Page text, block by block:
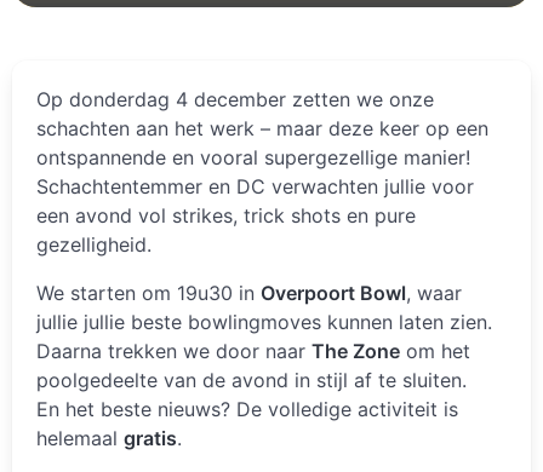
Op donderdag 4 december zetten we onze
schachten aan het werk – maar deze keer op een
ontspannende en vooral supergezellige manier!
Schachtentemmer en DC verwachten jullie voor
een avond vol strikes, trick shots en pure
gezelligheid.
We starten om 19u30 in Overpoort Bowl, waar
jullie jullie beste bowlingmoves kunnen laten zien.
Daarna trekken we door naar The Zone om het
poolgedeelte van de avond in stijl af te sluiten.
En het beste nieuws? De volledige activiteit is
helemaal gratis.